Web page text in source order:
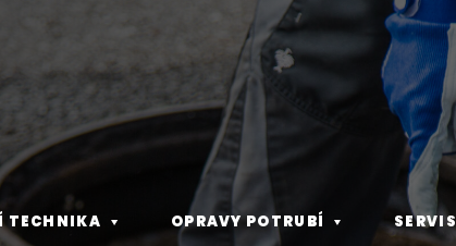
TECHNIKA OPRAVY POTRUBÍ SERVIS